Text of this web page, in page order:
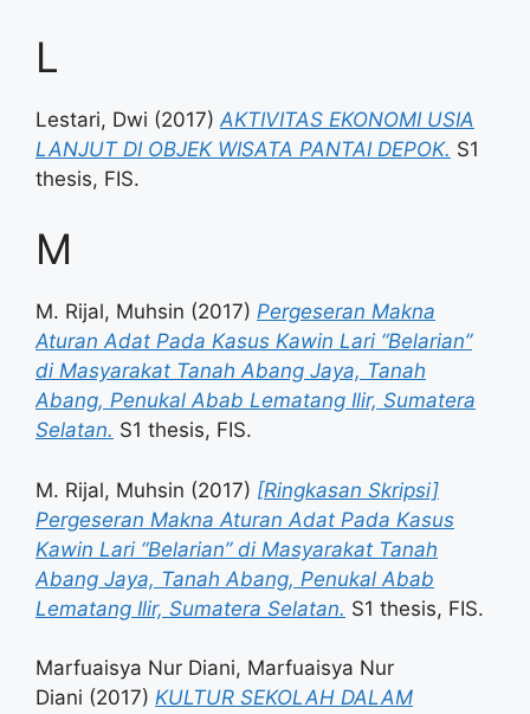
L
Lestari, Dwi (2017) AKTIVITAS EKONOMI USIA
LANJUT DI OBJEK WISATA PANTAI DEPOK. S1
thesis, FIS.
M
M. Rijal, Muhsin (2017) Pergeseran Makna
Aturan Adat Pada Kasus Kawin Lari “Belarian”
di Masyarakat Tanah Abang Jaya, Tanah
Abang, Penukal Abab Lematang Ilir, Sumatera
Selatan. S1 thesis, FIS.
M. Rijal, Muhsin (2017) [Ringkasan Skripsi]
Pergeseran Makna Aturan Adat Pada Kasus
Kawin Lari “Belarian” di Masyarakat Tanah
Abang Jaya, Tanah Abang, Penukal Abab
Lematang Ilir, Sumatera Selatan. S1 thesis, FIS.
Marfuaisya Nur Diani, Marfuaisya Nur
Diani (2017) KULTUR SEKOLAH DALAM